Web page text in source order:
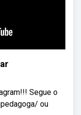
Segue o
ou